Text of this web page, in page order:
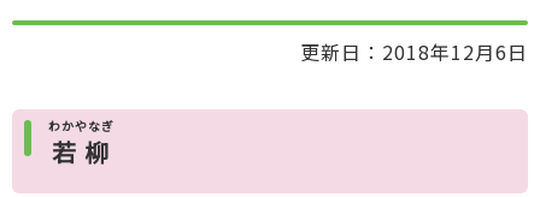
こ
ら
更新日：2018年12月6日
若柳
わかやなぎ